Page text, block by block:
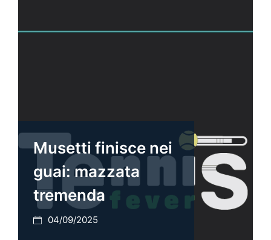
Musetti finisce nei
guai: mazzata
tremenda
04/09/2025